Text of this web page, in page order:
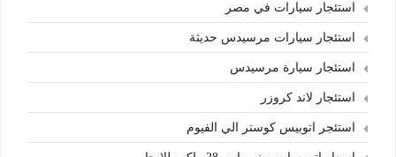
استئجار سيارات في مصر
استئجار سيارات مرسيدس حديثة
استئجار سيارة مرسيدس
استئجار لاند كروزر
استئجر اتوبيس كوستر الي الفيوم